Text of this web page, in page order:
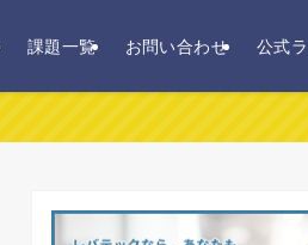
課題一覧 お問い合わせ 公式